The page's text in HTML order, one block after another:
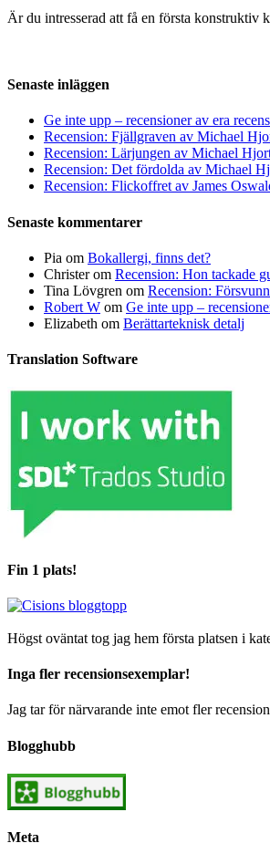
Är du intresserad att få en första konstruktiv
Senaste inläggen
Ge inte upp – recensioner av era
Recension: Fjällgraven av Michael
Recension: Lärjungen av Michael
Recension: Det fördolda av Michael
Recension: Flickoffret av James
Senaste kommentarer
Pia om Bokallergi, finns det?
Christerom Recension: Hon tackade
Tina Lövgren om Recension:
Robert W om Ge inte upp –
Elizabeth om Berättarteknisk detalj
Translation Software
Fin 1 plats!
Högst oväntat tog jag hem första platsen i
Inga fler recensionsexemplar!
Jag tar för närvarande inte emot fler
Blogghubb
Meta